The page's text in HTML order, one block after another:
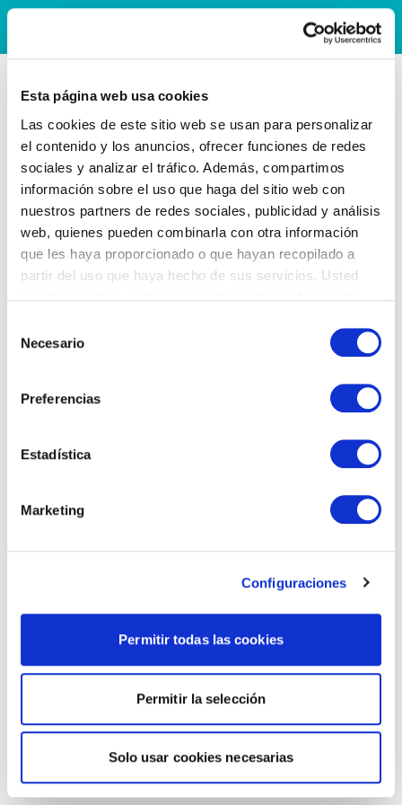
Esta página web usa cookies
Las cookies de este sitio web se usan para personalizar
el contenido y los anuncios, ofrecer funciones de redes
sociales y analizar el tráfico. Además, compartimos
información sobre el uso que haga del sitio web con
nuestros partners de redes sociales, publicidad y análisis
web, quienes pueden combinarla con otra información
que les haya proporcionado o que hayan recopilado a
partir del uso que haya hecho de sus servicios. Usted
Necesario
Preferencias
Estadística
Marketing
Configuraciones
Permitir todas las cookies
Permitir la selección
Solo usar cookies necesarias